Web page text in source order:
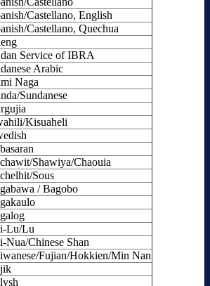
Castellano, English
Castellano, Quechua
Service of IBRA
Arabic
Naga
Sundanese
Kisuaheli
Shawiya/Chaouia
Sous
/ Bagobo
Lu/Lu
Nua/Chinese Shan
Fujian/Hokkien/Min Nan